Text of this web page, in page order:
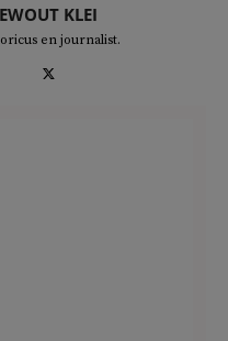
EWOUT KLEI
en journalist.